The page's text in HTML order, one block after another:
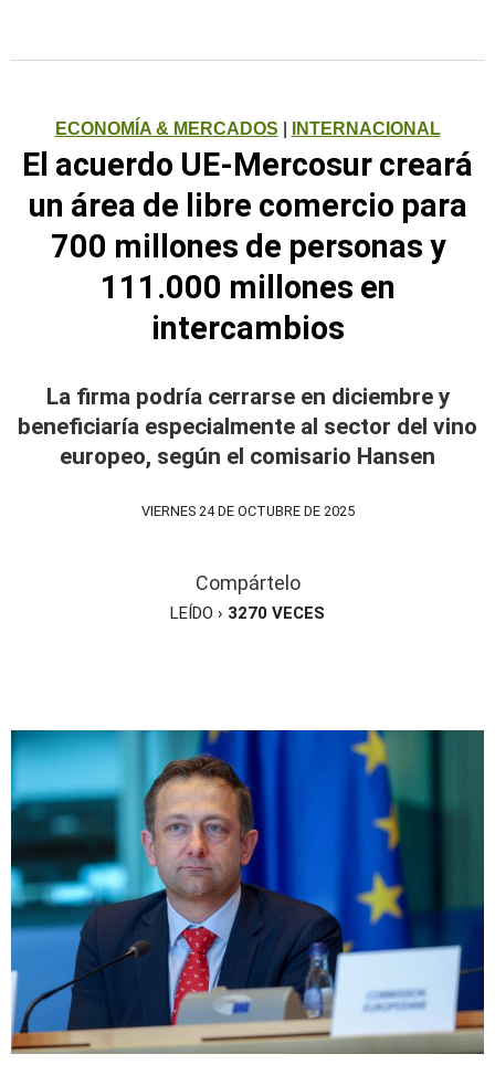
ECONOMÍA & MERCADOS INTERNACIONAL
El acuerdo UE-Mercosur creará
un área de libre comercio para
700 millones de personas y
111.000 millones en
intercambios
La firma podría cerrarse en diciembre y
beneficiaría especialmente al sector del vino
europeo, según el comisario Hansen
VIERNES 24 DE OCTUBRE DE 2025
Compártelo
LEÍDO › 3270 VECES